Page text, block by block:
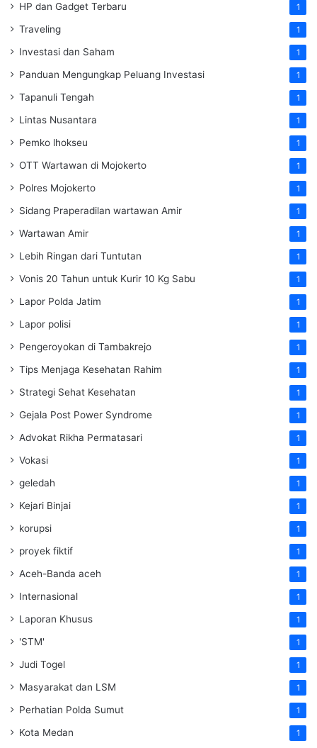
HP dan Gadget Terbaru 1
Traveling 1
Investasi dan Saham 1
Panduan Mengungkap Peluang Investasi 1
Tapanuli Tengah 1
Lintas Nusantara 1
Pemko lhokseu 1
OTT Wartawan di Mojokerto 1
Polres Mojokerto 1
Sidang Praperadilan wartawan Amir 1
Wartawan Amir 1
Lebih Ringan dari Tuntutan 1
Vonis 20 Tahun untuk Kurir 10 Kg Sabu 1
Lapor Polda Jatim 1
Lapor polisi 1
Pengeroyokan di Tambakrejo 1
Tips Menjaga Kesehatan Rahim 1
Strategi Sehat Kesehatan 1
Gejala Post Power Syndrome 1
Advokat Rikha Permatasari 1
Vokasi 1
geledah 1
Kejari Binjai 1
korupsi 1
proyek fiktif 1
Aceh-Banda aceh 1
Internasional 1
Laporan Khusus 1
'STM' 1
Judi Togel 1
Masyarakat dan LSM 1
Perhatian Polda Sumut 1
Kota Medan 1